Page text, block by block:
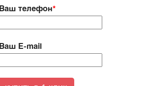
Ваш телефон*
Ваш E-mail